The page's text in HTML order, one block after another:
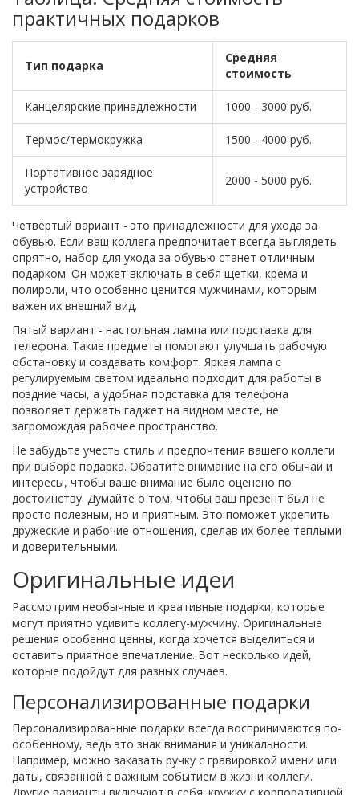
практичных подарков
Тип подарка
Средняя
стоимость
Канцелярские принадлежности 1000 - 3000 руб.
Термос/термокружка 1500 - 4000 руб.
Портативное зарядное
устройство
2000 - 5000 руб.
Четвёртый вариант - это принадлежности для ухода за
обувью. Если ваш коллега предпочитает всегда выглядеть
опрятно, набор для ухода за обувью станет отличным
подарком. Он может включать в себя щетки, крема и
полироли, что особенно ценится мужчинами, которым
важен их внешний вид.
Пятый вариант - настольная лампа или подставка для
телефона. Такие предметы помогают улучшать рабочую
обстановку и создавать комфорт. Яркая лампа с
регулируемым светом идеально подходит для работы в
поздние часы, а удобная подставка для телефона
позволяет держать гаджет на видном месте, не
загромождая рабочее пространство.
Не забудьте учесть стиль и предпочтения вашего коллеги
при выборе подарка. Обратите внимание на его обычаи и
интересы, чтобы ваше внимание было оценено по
достоинству. Думайте о том, чтобы ваш презент был не
просто полезным, но и приятным. Это поможет укрепить
дружеские и рабочие отношения, сделав их более теплыми
и доверительными.
Оригинальные идеи
Рассмотрим необычные и креативные подарки, которые
могут приятно удивить коллегу-мужчину. Оригинальные
решения особенно ценны, когда хочется выделиться и
оставить приятное впечатление. Вот несколько идей,
которые подойдут для разных случаев.
Персонализированные подарки
Персонализированные подарки всегда воспринимаются по-
особенному, ведь это знак внимания и уникальности.
Например, можно заказать ручку с гравировкой имени или
даты, связанной с важным событием в жизни коллеги.